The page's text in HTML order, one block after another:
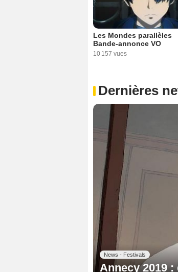
Les Mondes parallèles
Bande-annonce VO
10 157 vues
Dernières
News - Festivals
Annecy 2019